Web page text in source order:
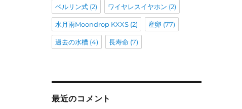
ベルリン式(2) ワイヤレスイヤホン (2)
水月雨Moondrop KXXS(2) 産卵 (77)
過去の水槽(4) 長寿命 (7)
最近のコメント